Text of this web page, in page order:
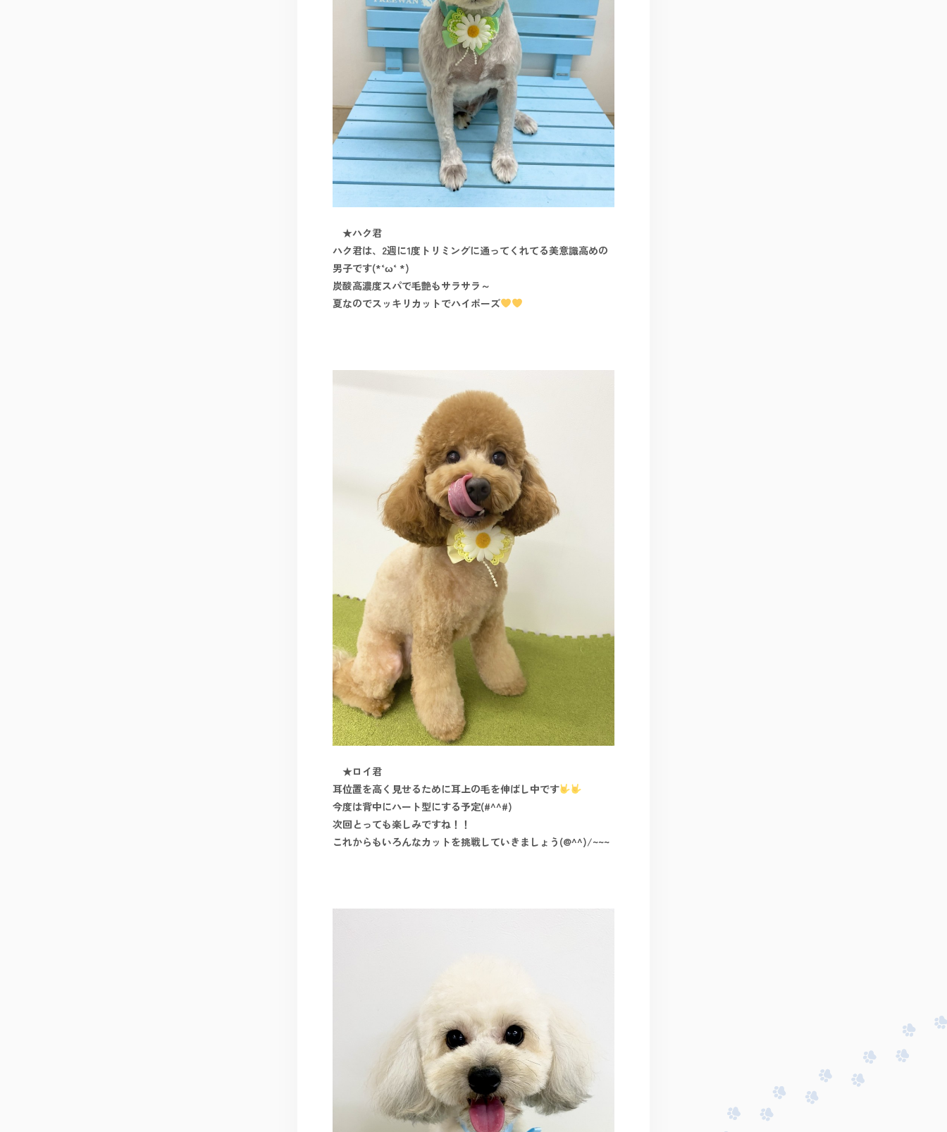
★ハク君
ハク君は、2週に1度トリミングに通ってくれてる美意識高めの
男子です(*‘ω‘ *)
炭酸高濃度スパで毛艶もサラサラ～
夏なのでスッキリカットでハイポーズ
★ロイ君
耳位置を高く見せるために耳上の毛を伸ばし中です
今度は背中にハート型にする予定(#^^#)
次回とっても楽しみですね！！
これからもいろんなカットを挑戦していきましょう(@^^)/~~~